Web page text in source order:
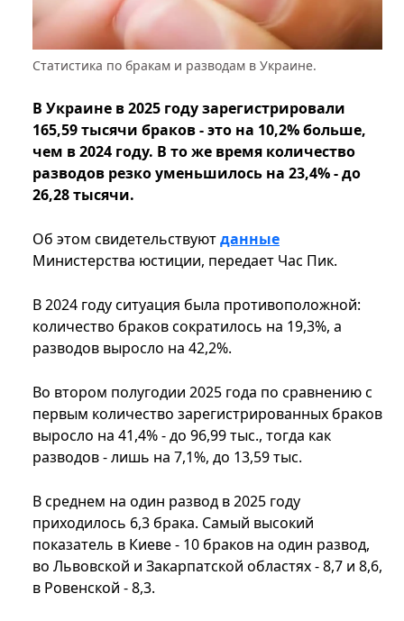
Статистика по бракам и разводам в Украине.
В Украине в 2025 году зарегистрировали
165,59 тысячи браков - это на 10,2% больше,
чем в 2024 году. В то же время количество
разводов резко уменьшилось на 23,4% - до
26,28 тысячи.
Об этом свидетельствуютданные
Министерства юстиции, передает Час Пик.
В 2024 году ситуация была противоположной:
количество браков сократилось на 19,3%, а
разводов выросло на 42,2%.
Во втором полугодии 2025 года по сравнению с
первым количество зарегистрированных браков
выросло на 41,4% - до 96,99 тыс., тогда как
разводов - лишь на 7,1%, до 13,59 тыс.
В среднем на один развод в 2025 году
приходилось 6,3 брака. Самый высокий
показатель в Киеве - 10 браков на один развод,
во Львовской и Закарпатской областях - 8,7 и 8,6,
в Ровенской - 8,3.